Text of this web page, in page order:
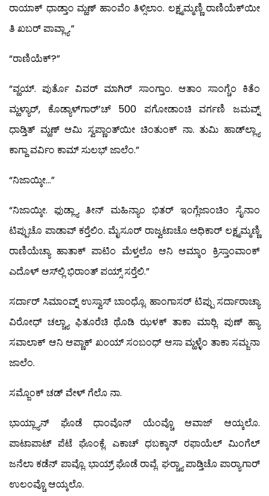
ರಾಯಾಕ್ ಧಾಡ್ತಾಂ ಮ್ಹಣ್ ಹಾಂವೆಂ ತಿಳ್ಸಿಲಾಂ. ಲಕ್ಷ್ಮಮ್ಮಣ್ಣಿ ರಾಣಿಯೆಕ್‍ಯೀ
ತಿ ಖಬರ್ ಪಾವ್ಲ್ಯಾ.”
“ರಾಣಿಯೆಕ್?”
“ವ್ಹಯ್. ಪುರ್ತೊ ವಿವರ್ ಮಾಗಿರ್ ಸಾಂಗ್ತಾಂ. ಆತಾಂ ಸಾಂಗ್ಚೆಂ ಕಿತೆಂ
ಮ್ಹಳ್ಯಾರ್, ಕೊಡ್ಯಾಳ್‍ಗಾರ್’ಚ್ 500 ಪಗೋಡಾಂಚಿ ವರ್ಗಣಿ ಜಮವ್ನ್
ಧಾಡ್ತಿತ್ ಮ್ಹಣ್ ಆಮಿ ಸ್ವಪ್ಣಾಂತ್‍ಯೀ ಚಿಂತುಂಕ್ ನಾ. ತುಮಿ ಹಾಡ್‍ಲ್ಲ್ಯಾ
ಕಾಗ್ದಾ ವರ್ವಿಂ ಕಾಮ್ ಸುಲಭ್ ಜಾಲೆಂ.”
“ನಿಜಾಯ್ಕೀ…”
“ನಿಜಾಯ್ಕೀ. ಫುಡ್ಲ್ಯಾ ತೀನ್ ಮಹಿನ್ಯಾಂ ಭಿತರ್ ಇಂಗ್ಲೆಜಾಂಚಿಂ ಸೈನಾಂ
ಟಿಪ್ಪುಚೊ ಪಾಡಾವ್ ಕರ್‍ತೆಲಿಂ. ಮೈಸೂರ್ ರಾಜ್ವಟಾಚೊ ಅಧಿಕಾರ್ ಲಕ್ಷ್ಮಮ್ಮಣ್ಣಿ
ರಾಣಿಯೆಚ್ಯಾ ಹಾತಾಕ್ ಪಾಟಿಂ ಮೆಳ್ತಲೊ ಆನಿ ಆಮ್ಕಾಂ ಕ್ರಿಸ್ತಾಂವಾಂಕ್
ಎದೊಳ್ ಆಸ್‍ಲ್ಲಿ ಭಿರಾಂತ್ ಪಯ್ಸ್ ಸರ್‍ತೆಲಿ.”
ಸರ್ದಾರ್ ಸಿಮಾಂವ್ನ್ ಉಸ್ವಾಸ್ ಬಾಂಧ್ಲೊ. ಹಾಂಗಾಸರ್ ಟಿಪ್ಪು ಸರ್ದಾರಾಚ್ಯಾ
ವಿರೋಧ್ ಚಲ್ಚ್ಯಾ ಫಿತೂರೆಚಿ ಥೊಡಿ ಝಳಕ್ ತಾಕಾ ಮಾರ್‍ಲಿ. ಪುಣ್ ಹ್ಯಾ
ಸವಾಲಾಕ್ ಆನಿ ಆಪ್ಣಾಕ್ ಖಂಯ್ ಸಂಬಂಧ್ ಆಸಾ ಮ್ಹಳ್ಳೆಂ ತಾಕಾ ಸಮ್ಜನಾ
ಜಾಲೆಂ.
ಸಮ್ಜೊಂಕ್ ಚಡ್ ವೇಳ್ ಗೆಲೊ ನಾ.
ಭಾಯ್ಲ್ಯಾನ್ ಘೊಡೆ ಧಾಂವೊನ್ ಯೆಂವ್ಚೊ ಆವಾಜ್ ಆಯ್ಕಲೊ.
ಪಾಟಾಪಾಟ್ ಪೆಟೆ ಘೊಂಕ್ಲೆ. ಎಕಾಚ್ ಧಬಕ್ಕಾನ್ ರಫಾಯೆಲ್ ಮಿಂಗೆಲ್
ಜನೆಲಾ ಕಡೆನ್ ಪಾವ್ಲೊ. ಭಾಯ್ರ್ ಘೊಡೆ ರಾವ್ಲೆ. ಘರ್‍ಚ್ಯಾ ಪಾಡ್ತಿಚೊ ಪಾರ್‍ಯಾಗಾರ್
ಉಲಂವ್ಚೊ ಆಯ್ಕಲೊ.